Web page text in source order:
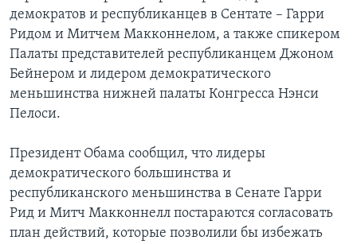
демократов и республиканцев в Сентате – Гарри
Ридом и Митчем Макконнелом, а также спикером
Палаты представителей республиканцем Джоном
Бейнером и лидером демократического
меньшинства нижней палаты Конгресса Нэнси
Пелоси.
Президент Обама сообщил, что лидеры
демократического большинства и
республиканского меньшинства в Сенате Гарри
Рид и Митч Макконнелл постараются согласовать
план действий, которые позволили бы избежать